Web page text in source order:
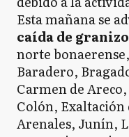
Esta mañana se
caída de granizo
norte
Baradero,
Carmen de
Colón,
Arenales, Junín,